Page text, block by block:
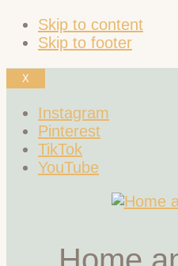
Skip to content
Skip to footer
X
Instagram
Pinterest
TikTok
YouTube